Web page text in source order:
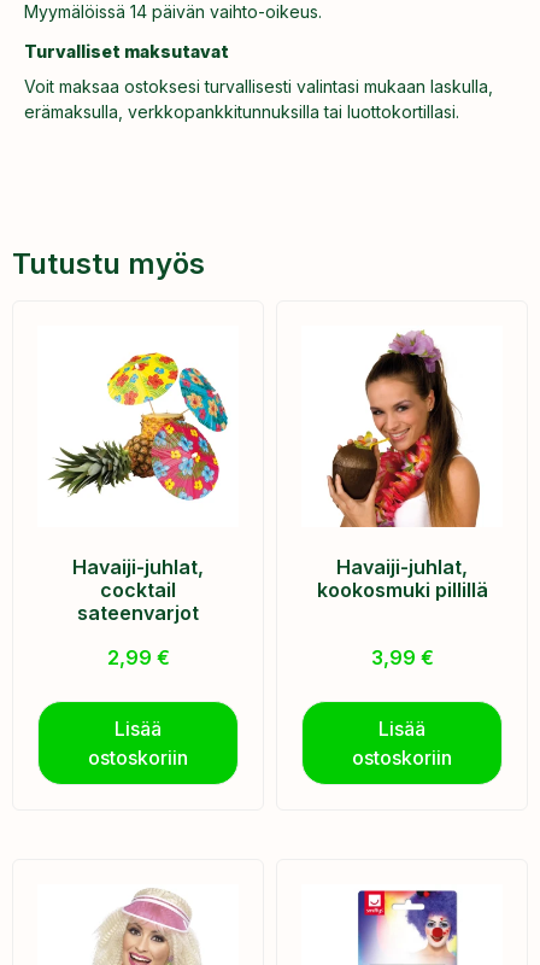
Myymälöissä 14 päivän vaihto-oikeus.
Turvalliset maksutavat
Voit maksaa ostoksesi turvallisesti valintasi mukaan laskulla,
erämaksulla, verkkopankkitunnuksilla tai luottokortillasi.
Tutustu myös
Havaiji-juhlat,
cocktail
sateenvarjot
2,99 €
Lisää
ostoskoriin
Havaiji-juhlat,
kookosmuki pillillä
3,99 €
Lisää
ostoskoriin